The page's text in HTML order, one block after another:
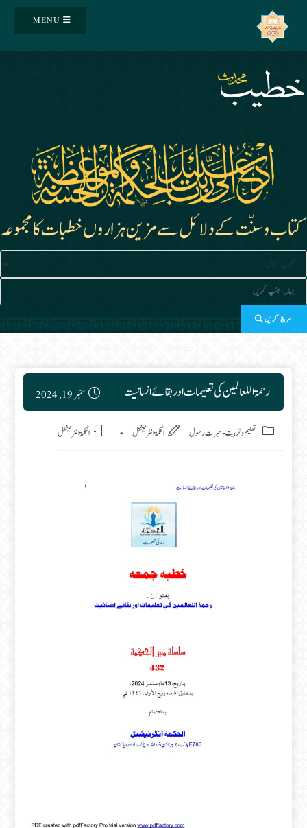
MENU
سرچ کریں
رحمۃ اللعالمین کی تعلیمات اور بقائے انسانیت Post published:
ستمبر 19, 2024
Post category:
تعلیم وتربیت-سیرت رسول الحکمۃ انٹرنیشنل الحکمۃ انٹرنیشنل